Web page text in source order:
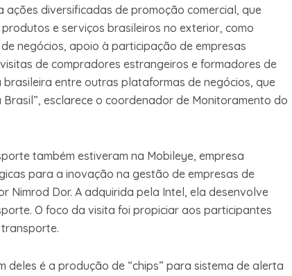
diversificadas de promoção comercial, que
e serviços brasileiros no exterior, como
negócios, apoio à participação de empresas
de compradores estrangeiros e formadores de
entre outras plataformas de negócios, que
esclarece o coordenador de Monitoramento do
também estiveram na Mobileye, empresa
para a inovação na gestão de empresas de
Nimrod Dor. A adquirida pela Intel, ela desenvolve
O foco da visita foi propiciar aos participantes
deles é a produção de “chips” para sistema de alerta